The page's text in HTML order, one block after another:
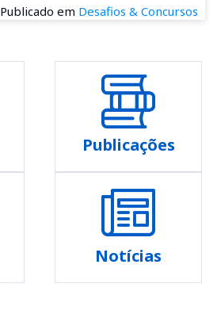
Publicado em Desafios & Concursos
Publicações
Notícias